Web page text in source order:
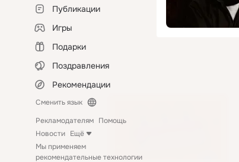
Публикации
Игры
Подарки
Поздравления
Рекомендации
Сменить язык
Рекламодателям Помощь
Новости Ещё
Мы применяем
рекомендательные технологии